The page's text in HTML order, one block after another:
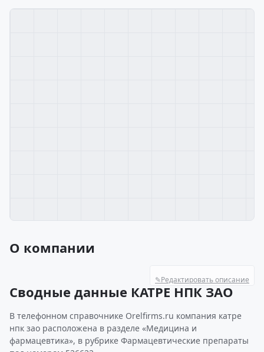
О компании
✎Редактировать описание
Сводные данные КАТРЕ НПК ЗАО
В телефонном справочнике Orelfirms.ru компания катре
нпк зао расположена в разделе «Медицина и
фармацевтика», в рубрике Фармацевтические препараты